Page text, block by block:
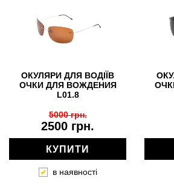
ОКУЛЯРИ ДЛЯ ВОДІЇВ
ОЧКИ ДЛЯ ВОЖДЕНИЯ
L01.8
2500 грн.
5000 грн.
КУПИТИ
в наявності